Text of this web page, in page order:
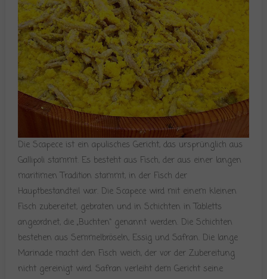
Die Scapece ist ein apulisches Gericht, das ursprünglich aus
Gallipoli stammt. Es besteht aus Fisch, der aus einer langen
maritimen Tradition stammt, in der Fisch der
Hauptbestandteil war. Die Scapece wird mit einem kleinen
Fisch zubereitet, gebraten und in Schichten in Tabletts
angeordnet, die „Buchten“ genannt werden. Die Schichten
bestehen aus Semmelbröseln, Essig und Safran. Die lange
Marinade macht den Fisch weich, der vor der Zubereitung
nicht gereinigt wird. Safran verleiht dem Gericht seine